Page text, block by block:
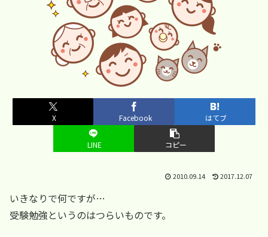
X Facebook はてブ
LINE コピー
2010.09.14 2017.12.07
いきなりで何ですが…
受験勉強というのはつらいものです。